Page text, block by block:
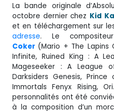
La bande originale
octobre dernier chez Kid
et en téléchargement sur
adresse. Le
Coker (Mario + The Lapins
Infinite, Ruined King : A
Mageseeker : A League
Darksiders Genesis,
Immortals Fenyx Rising,
personnalités ont été
à la composition d’un